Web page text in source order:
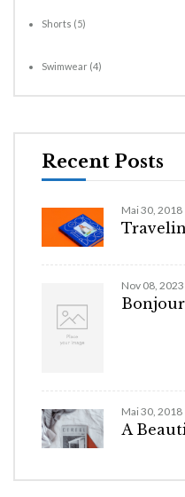
Shorts (5)
Swimwear (4)
Recent Posts
Mai 30, 2018
Nov 08, 2023
Mai 30, 2018
A